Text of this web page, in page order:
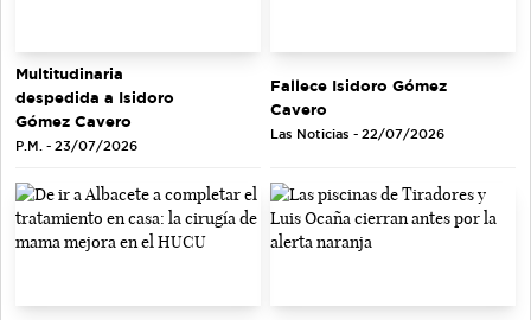
Multitudinaria
despedida a Isidoro
Gómez Cavero
P.M. - 23/07/2026
Fallece Isidoro Gómez
Cavero
Las Noticias - 22/07/2026